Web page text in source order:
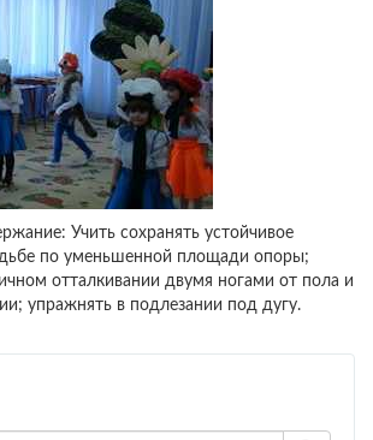
Учить сохранять устойчивое
по уменьшенной площади опоры;
отталкивании двумя ногами от пола и
упражнять в подлезании под дугу.